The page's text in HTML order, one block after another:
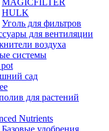
MAGICFILTER
HULK
Уголь для фильтров
для вентиляции
воздуха
системы
сад
для растений
Nutrients
Базовые удобрения